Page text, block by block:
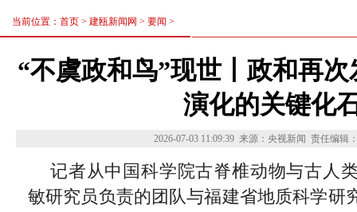
当前位置：首页 > 建瓯新闻网 > 要闻 >
“不虞政和鸟”现世丨政和再
演化的关键化
2026-07-03 11:09:39 来源：央视新闻 责任编辑
记者从中国科学院古脊椎动物与古人
敏研究员负责的团队与福建省地质科学研